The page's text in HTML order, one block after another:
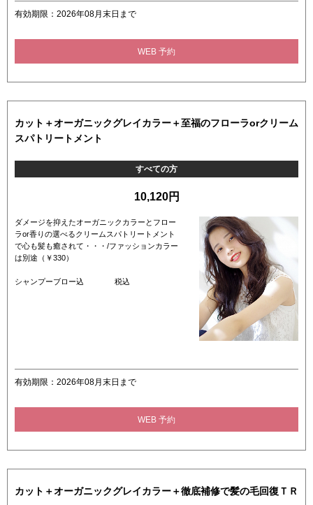
有効期限：2026年08月末日まで
WEB 予約
カット＋オーガニックグレイカラー＋至福のフローラorクリーム
スパトリートメント
すべての方
10,120円
ダメージを抑えたオーガニックカラーとフロー
ラor香りの選べるクリームスパトリートメント
で心も髪も癒されて・・・/ファッションカラー
は別途（￥330）
シャンプーブロー込 税込
有効期限：2026年08月末日まで
WEB 予約
カット＋オーガニックグレイカラー＋徹底補修で髪の毛回復ＴＲ